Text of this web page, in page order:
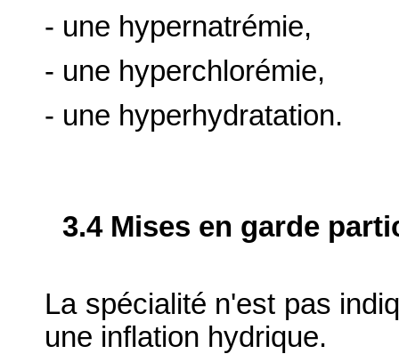
- une hypernatrémie,
- une hyperchlorémie,
- une hyperhydratation.
3.4 Mises en garde
La spécialité n'est pas
une inflation hydrique.